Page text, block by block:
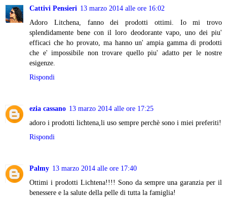
Cattivi Pensieri 13 marzo 2014 alle ore 16:02
Adoro Litchena, fanno dei prodotti ottimi. Io mi trovo
splendidamente bene con il loro deodorante vapo, uno dei piu'
efficaci che ho provato, ma hanno un' ampia gamma di prodotti
che e' impossibile non trovare quello piu' adatto per le nostre
esigenze.
Rispondi
ezia cassano 13 marzo 2014 alle ore 17:25
adoro i prodotti lichtena,li uso sempre perchè sono i miei preferiti!
Rispondi
Palmy 13 marzo 2014 alle ore 17:40
Ottimi i prodotti Lichtena!!!! Sono da sempre una garanzia per il
benessere e la salute della pelle di tutta la famiglia!